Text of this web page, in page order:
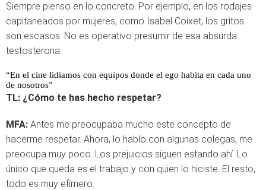
Siempre pienso en lo concreto. Por ejemplo, en los rodajes
capitaneados por mujeres, como Isabel Coixet, los gritos
son escasos. No es operativo presumir de esa absurda
testosterona.
“En el cine lidiamos con equipos donde el ego habita en cada uno
de nosotros”
TL: ¿Cómo te has hecho respetar?
MFA: Antes me preocupaba mucho este concepto de
hacerme respetar. Ahora, lo hablo con algunas colegas, me
preocupa muy poco. Los prejuicios siguen estando ahí. Lo
único que queda es el trabajo y con quien lo hiciste. El resto,
todo es muy efímero.